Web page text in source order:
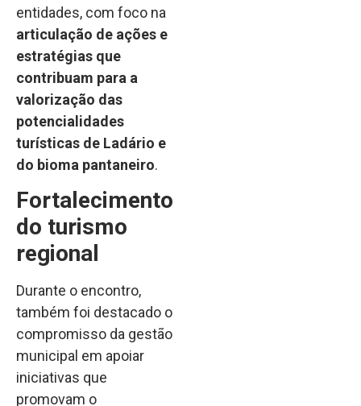
entidades, com foco na
articulação de ações e
estratégias que
contribuam para a
valorização das
potencialidades
turísticas de Ladário e
do bioma pantaneiro.
Fortalecimento
do turismo
regional
Durante o encontro,
também foi destacado o
compromisso da gestão
municipal em apoiar
iniciativas que
promovam o